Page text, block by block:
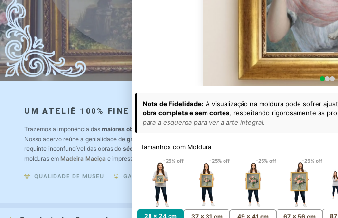
UM ATELIÊ 100% FINE ART
Trazemos a imponência das maiores obras de arte do mundo
Nosso acervo reúne a genialidade de grandes pintores renomados
requinte inconfundível das obras do século XIX. Produção artesanal em
molduras em Madeira Maciça e impressão com Pigmentação Mineral.
QUALIDADE DE MUSEU GARANTIA ETERNA
Nota de Fidelidade: A visualização na moldura pode sofrer
obra completa e sem cortes, respeitando rigorosamente as
para a esquerda para ver a arte integral.
Tamanhos com Moldura
-25% off
28 x 24 cm
-25% off
37 x 31 cm
-25% off
49 x 41 cm
-25% off
67 x 56 cm